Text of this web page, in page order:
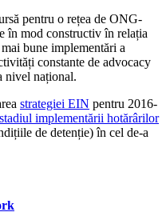
pentru o rețea de ONG-
în mod constructiv în relația
bune implementări a
constante de advocacy
nivel național.
strategiei EIN pentru 2016-
implementării hotărârilor
de detenție) în cel de-a